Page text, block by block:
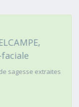
extraites